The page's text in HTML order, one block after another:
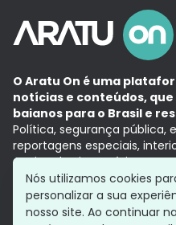
O Aratu On é uma
notícias e conteúdos,
baianos para o Brasil e
Política, segurança pública,
reportagens especiais,
Aqui, tudo vira notícia e a
com a credibilidade do
Grupo Aratu
Política de
Nós utilizamos cookies
personalizar a sua
nosso site. Ao continuar